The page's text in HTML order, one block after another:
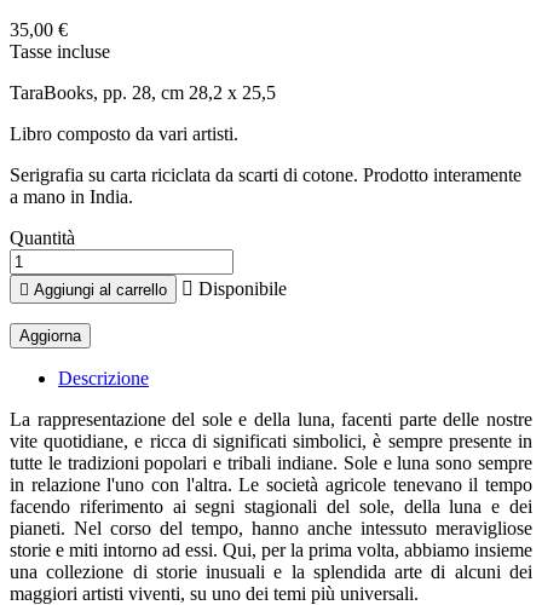
35,00 €
Tasse incluse
TaraBooks, pp. 28, cm 28,2 x 25,5
Libro composto da vari artisti.
Serigrafia su carta riciclata da scarti di cotone. Prodotto interamente
a mano in India.
Quantità
 Aggiungi al carrello  Disponibile
Descrizione
La rappresentazione del sole e della luna, facenti parte delle nostre
vite quotidiane, e ricca di significati simbolici, è sempre presente in
tutte le tradizioni popolari e tribali indiane. Sole e luna sono sempre
in relazione l'uno con l'altra. Le società agricole tenevano il tempo
facendo riferimento ai segni stagionali del sole, della luna e dei
pianeti. Nel corso del tempo, hanno anche intessuto meravigliose
storie e miti intorno ad essi. Qui, per la prima volta, abbiamo insieme
una collezione di storie inusuali e la splendida arte di alcuni dei
maggiori artisti viventi, su uno dei temi più universali.